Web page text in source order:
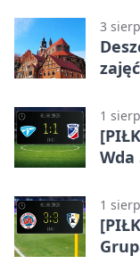
3
1
Wda
1